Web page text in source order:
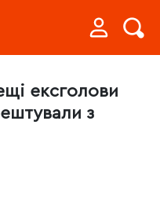
ексголови
з